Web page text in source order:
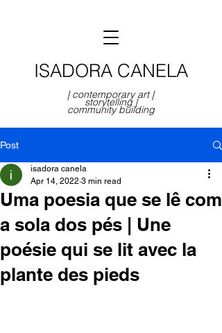
| contemporary art |
storytelling |
community building
ISADORA CANELA
Post
Uma poesia que se lê com
a sola dos pés | Une
poésie qui se lit avec la
plante des pieds
isadora canela
Apr 14, 2022 3 min read